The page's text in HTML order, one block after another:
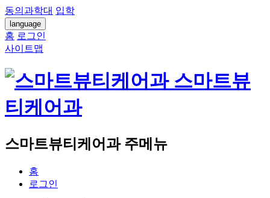
동의과학대 입학
language
홈 로그인
사이트맵
스마트뷰
티케어과
스마트뷰티케어과 주메뉴
홈
로그인